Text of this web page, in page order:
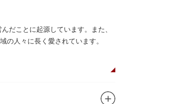
だことに起源しています。また、
の人々に長く愛されています。